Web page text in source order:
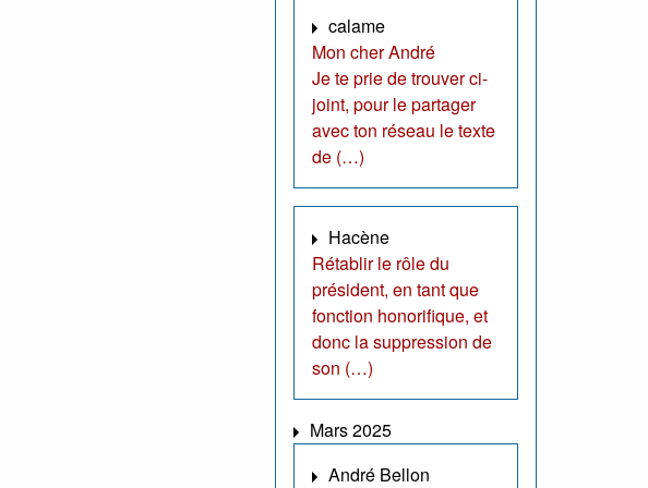
calame
Mon cher André
Je te prie de trouver ci-
joint, pour le partager
avec ton réseau le texte
de (…)
Hacène
Rétablir le rôle du
président, en tant que
fonction honorifique, et
donc la suppression de
son (…)
Mars 2025
André Bellon